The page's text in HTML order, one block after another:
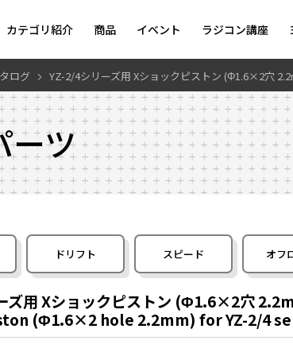
カテゴリ紹介 商品 イベント ラジコン講座
ログ YZ-2/4シリーズ用 Xショックピストン (Φ1.6×2穴
ーツ
ドリフト スピード オフ
ズ用 Xショックピストン (Φ1.6×2穴
(Φ1.6×2 hole 2.2mm) for YZ-2/4